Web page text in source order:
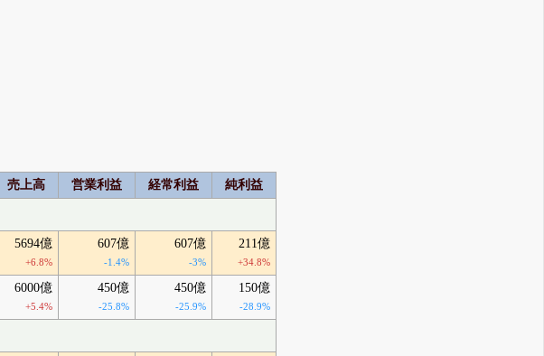
売上高 営業利益 経常利益 純利益
5694億
+6.8%
607億
-1.4%
607億
-3%
211億
+34.8%
6000億
+5.4%
450億
-25.8%
450億
-25.9%
150億
-28.9%